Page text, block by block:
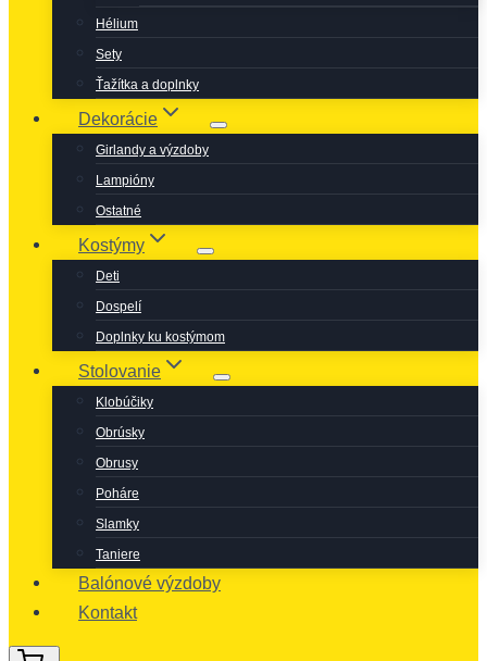
Hélium
Sety
Ťažítka a doplnky
Dekorácie
Girlandy a výzdoby
Lampióny
Ostatné
Kostýmy
Deti
Dospelí
Doplnky ku kostýmom
Stolovanie
Klobúčiky
Obrúsky
Obrusy
Poháre
Slamky
Taniere
Balónové výzdoby
Kontakt